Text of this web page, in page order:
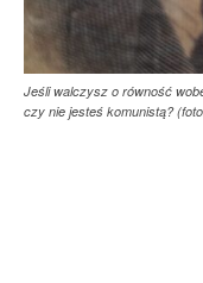
Jeśli walczysz o równość
czy nie jesteś komunistą?